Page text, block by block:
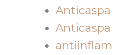
Anticaspa
Anticaspa